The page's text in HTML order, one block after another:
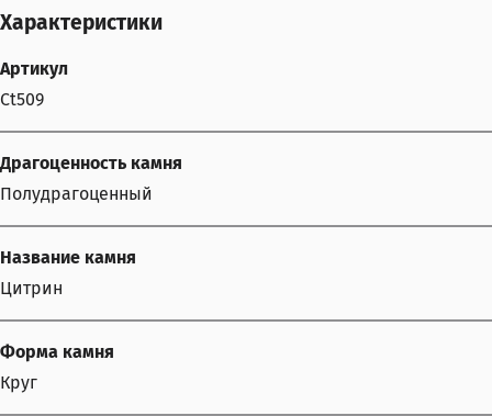
Характеристики
Артикул
Ct509
Драгоценность камня
Полудрагоценный
Название камня
Цитрин
Форма камня
Круг